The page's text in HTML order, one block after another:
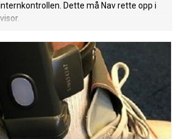
Dette må Nav rette opp i